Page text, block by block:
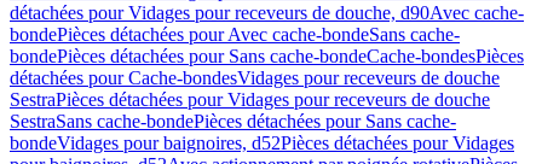
détachées pour Vidages pour receveurs de douche, d90Avec cache-
bondePièces détachées pour Avec cache-bondeSans cache-
bondePièces détachées pour Sans cache-bondeCache-bondesPièces
détachées pour Cache-bondesVidages pour receveurs de douche
SestraPièces détachées pour Vidages pour receveurs de douche
SestraSans cache-bondePièces détachées pour Sans cache-
bondeVidages pour baignoires, d52Pièces détachées pour Vidages